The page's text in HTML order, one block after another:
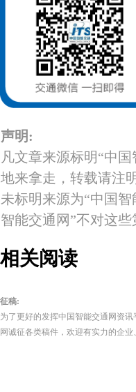
声明:
凡文章来源标明“中
地来拿走，转载请注
未标明来源为“中国
智能交通网”不对这
相关阅读
征稿:
为了更好的发挥中国智能交通网资
网诚征各类稿件，欢迎有实力的企业